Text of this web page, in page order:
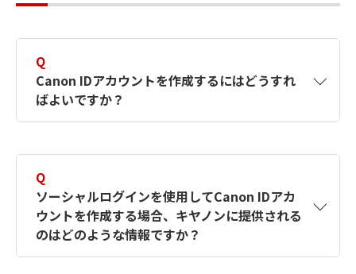
Q
Canon IDアカウントを作成するにはどうすれ
ばよいですか？
す。詳しい作成方法は【カメラ】Canon IDとは
何ですか？Canon IDの作成方法は？をご確認く
ださい。
Q
ソーシャルログインを使用してCanon IDアカ
ウントを作成する場合、キヤノンに提供される
のはどのような情報ですか？